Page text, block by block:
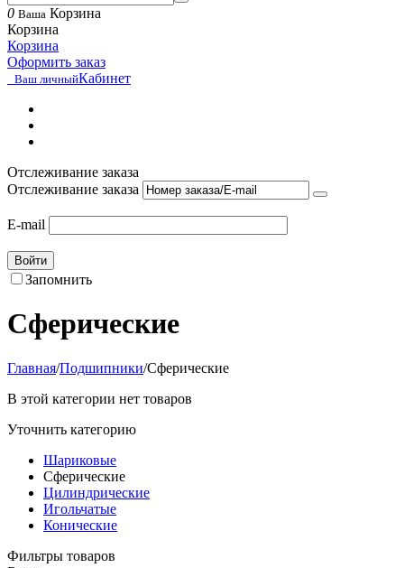
0 Ваша Корзина
Корзина
Корзина
Оформить заказ
Ваш личныйКабинет
Отслеживание заказа
Отслеживание заказа
E-mail
Войти
Запомнить
Сферические
Главная/Подшипники/Сферические
В этой категории нет товаров
Уточнить категорию
Шариковые
Сферические
Цилиндрические
Игольчатые
Конические
Фильтры товаров